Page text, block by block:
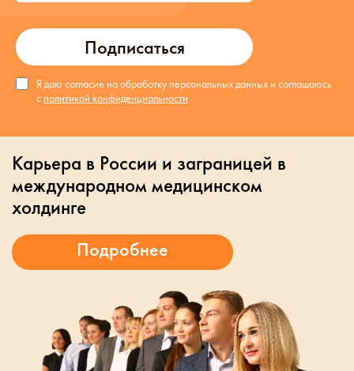
Подписаться
Я даю согласие на обработку персональных данных и соглашаюсь
с политикой конфиденциальности
Карьера в России и заграницей в
международном медицинском
холдинге